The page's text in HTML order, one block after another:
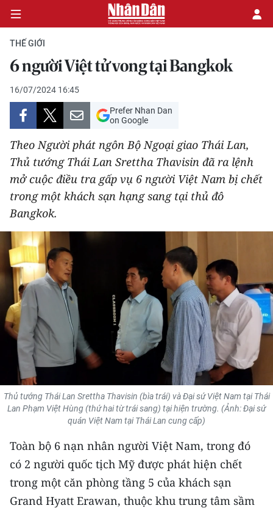
CHÍNH TRỊ
KINH TẾ
VĂN HÓA
XÃ HỘI
PHÁP LUẬT
DU LỊCH
THẾ GIỚI
THỂ THAO
GIÁO DỤC
Y TẾ
KHOA HỌC - CÔNG NGHỆ
MÔI TRƯỜNG
KIỂM CHỨNG THÔNG TIN
TRI THỨC CHUYÊN SÂU
THẾ GIỚI
6 người Việt tử vong tại Bangkok
16/07/2024 16:45
Prefer Nhan Dan
on Google
Theo Người phát ngôn Bộ Ngoại giao Thái Lan,
Thủ tướng Thái Lan Srettha Thavisin đã ra lệnh
mở cuộc điều tra gấp vụ 6 người Việt Nam bị chết
trong một khách sạn hạng sang tại thủ đô
Bangkok.
Thủ tướng Thái Lan Srettha Thavisin (bìa trái) và Đại sứ Việt Nam tại Thái
Lan Phạm Việt Hùng (thứ hai từ trái sang) tại hiện trường. (Ảnh: Đại sứ
quán Việt Nam tại Thái Lan cung cấp)
Toàn bộ 6 nạn nhân người Việt Nam, trong đó
có 2 người quốc tịch Mỹ được phát hiện chết
trong một căn phòng tầng 5 của khách sạn
Grand Hyatt Erawan, thuộc khu trung tâm sầm